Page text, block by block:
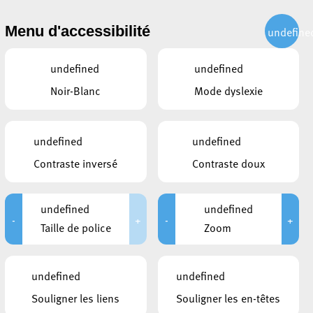
ACTUALITÉS PUBLICATIONS CONTACT
CE QUI POURRAIT VOUS
Menu d'accessibilité
undefined
Noir-Blanc
undefined
Mode dyslexie
undefined
Contraste inversé
undefined
Contraste doux
-
undefined
Taille de police
+ -
undefined
Zoom
+
undefined
Souligner les liens
undefined
Souligner les en-têtes